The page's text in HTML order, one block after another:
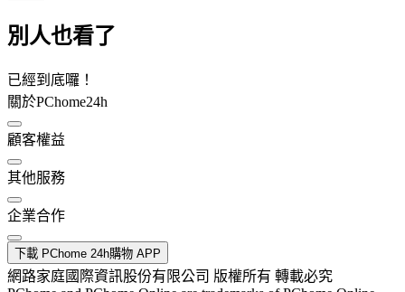
別人也看了
已經到底囉！
關於PChome24h
顧客權益
其他服務
企業合作
下載 PChome 24h購物 APP
網路家庭國際資訊股份有限公司 版權所有 轉載必究